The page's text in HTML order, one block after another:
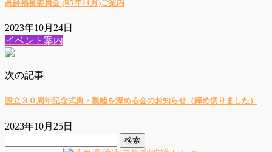
高齢福祉委員会 (R5年11月)ご案内
2023年10月24日
イベント案内
次の記事
設立３０周年記念式典・親睦を深める会のお知らせ（締め切りました）
2023年10月25日